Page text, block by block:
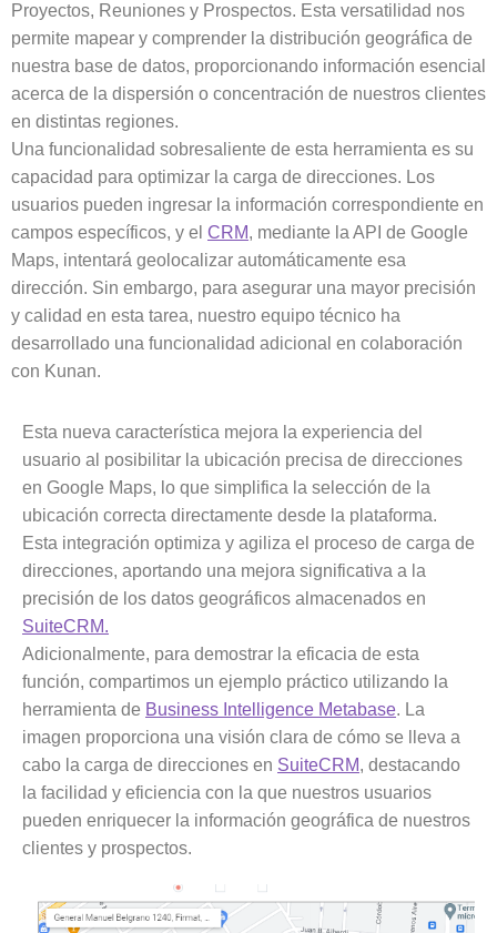
Proyectos, Reuniones y Prospectos. Esta versatilidad nos
permite mapear y comprender la distribución geográfica de
nuestra base de datos, proporcionando información esencial
acerca de la dispersión o concentración de nuestros clientes
en distintas regiones.
Una funcionalidad sobresaliente de esta herramienta es su
capacidad para optimizar la carga de direcciones. Los
usuarios pueden ingresar la información correspondiente en
campos específicos, y el CRM, mediante la API de Google
Maps, intentará geolocalizar automáticamente esa
dirección. Sin embargo, para asegurar una mayor precisión
y calidad en esta tarea, nuestro equipo técnico ha
desarrollado una funcionalidad adicional en colaboración
con Kunan.
Esta nueva característica mejora la experiencia del
usuario al posibilitar la ubicación precisa de direcciones
en Google Maps, lo que simplifica la selección de la
ubicación correcta directamente desde la plataforma.
Esta integración optimiza y agiliza el proceso de carga de
direcciones, aportando una mejora significativa a la
precisión de los datos geográficos almacenados en
SuiteCRM.
Adicionalmente, para demostrar la eficacia de esta
función, compartimos un ejemplo práctico utilizando la
herramienta de Business Intelligence Metabase. La
imagen proporciona una visión clara de cómo se lleva a
cabo la carga de direcciones en SuiteCRM, destacando
la facilidad y eficiencia con la que nuestros usuarios
pueden enriquecer la información geográfica de nuestros
clientes y prospectos.